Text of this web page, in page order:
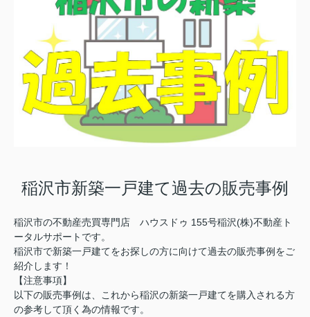
稲沢市新築一戸建て過去の販売事例
稲沢市の不動産売買専門店 ハウスドゥ 155号稲沢(株)不動産ト
ータルサポートです。
稲沢市で新築一戸建てをお探しの方に向けて過去の販売事例をご
紹介します！
【注意事項】
以下の販売事例は、これから稲沢の新築一戸建てを購入される方
の参考して頂く為の情報です。